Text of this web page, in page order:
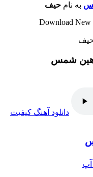
به نامحیف
Download New
شمس
دانلود آهنگ کیفیت
آپ